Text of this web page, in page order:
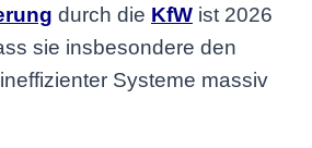
durch die KfW ist 2026
sie insbesondere den
Systeme massiv